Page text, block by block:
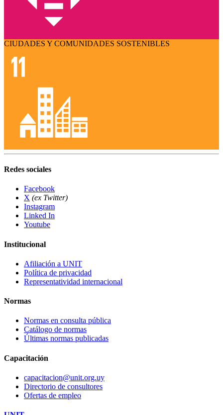
CIUDADES Y COMUNIDADES SOSTENIBLES
Redes sociales
Facebook
X (ex Twitter)
Instagram
Linked In
Youtube
Institucional
Afiliación a UNIT
Política de privacidad
Representatividad internacional
Normas
Normas en consulta pública
Catálogo de normas
Últimas normas publicadas
Capacitación
capacitacion@unit.org.uy
Directorio de consultores
Ofertas de empleo